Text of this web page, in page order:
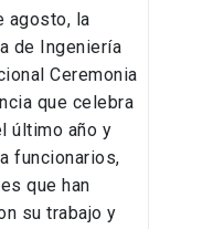
agosto, la
de Ingeniería
Ceremonia
que celebra
último año y
funcionarios,
que han
su trabajo y